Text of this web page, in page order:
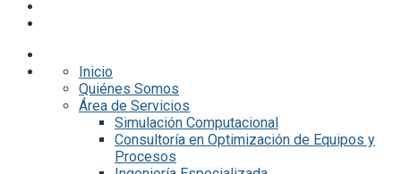
Inicio
Quiénes Somos
Área de Servicios
Simulación Computacional
Consultoría en Optimización de Equipos y
Procesos